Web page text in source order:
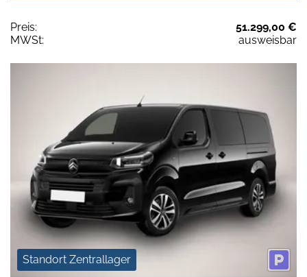
Preis:
51.299,00 €
MWSt:
ausweisbar
Standort Zentrallager